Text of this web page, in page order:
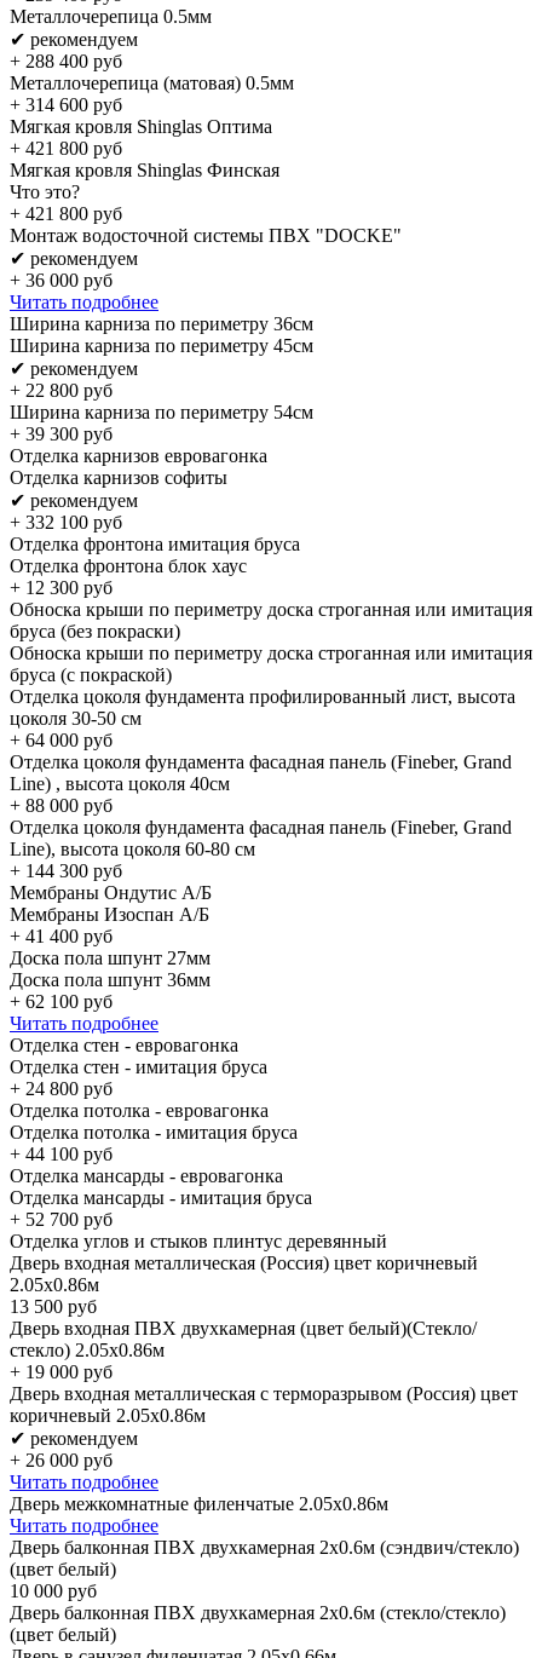
Металлочерепица 0.5мм
✔ рекомендуем
+ 288 400 руб
Металлочерепица (матовая) 0.5мм
+ 314 600 руб
Мягкая кровля Shinglas Оптима
+ 421 800 руб
Мягкая кровля Shinglas Финская
Что это?
+ 421 800 руб
Монтаж водосточной системы ПВХ "DOCKE"
✔ рекомендуем
+ 36 000 руб
Читать подробнее
Ширина карниза по периметру 36см
Ширина карниза по периметру 45см
✔ рекомендуем
+ 22 800 руб
Ширина карниза по периметру 54см
+ 39 300 руб
Отделка карнизов евровагонка
Отделка карнизов софиты
✔ рекомендуем
+ 332 100 руб
Отделка фронтона имитация бруса
Отделка фронтона блок хаус
+ 12 300 руб
Обноска крыши по периметру доска строганная или имитация
бруса (без покраски)
Обноска крыши по периметру доска строганная или имитация
бруса (с покраской)
Отделка цоколя фундамента профилированный лист, высота
цоколя 30-50 см
+ 64 000 руб
Отделка цоколя фундамента фасадная панель (Fineber, Grand
Line) , высота цоколя 40см
+ 88 000 руб
Отделка цоколя фундамента фасадная панель (Fineber, Grand
Line), высота цоколя 60-80 см
+ 144 300 руб
Мембраны Ондутис А/Б
Мембраны Изоспан А/Б
+ 41 400 руб
Доска пола шпунт 27мм
Доска пола шпунт 36мм
+ 62 100 руб
Читать подробнее
Отделка стен - евровагонка
Отделка стен - имитация бруса
+ 24 800 руб
Отделка потолка - евровагонка
Отделка потолка - имитация бруса
+ 44 100 руб
Отделка мансарды - евровагонка
Отделка мансарды - имитация бруса
+ 52 700 руб
Отделка углов и стыков плинтус деревянный
Дверь входная металлическая (Россия) цвет коричневый
2.05х0.86м
13 500 руб
Дверь входная ПВХ двухкамерная (цвет белый)(Стекло/
стекло) 2.05х0.86м
+ 19 000 руб
Дверь входная металлическая с терморазрывом (Россия) цвет
коричневый 2.05х0.86м
✔ рекомендуем
+ 26 000 руб
Читать подробнее
Дверь межкомнатные филенчатые 2.05х0.86м
Читать подробнее
Дверь балконная ПВХ двухкамерная 2х0.6м (сэндвич/стекло)
(цвет белый)
10 000 руб
Дверь балконная ПВХ двухкамерная 2х0.6м (стекло/стекло)
(цвет белый)